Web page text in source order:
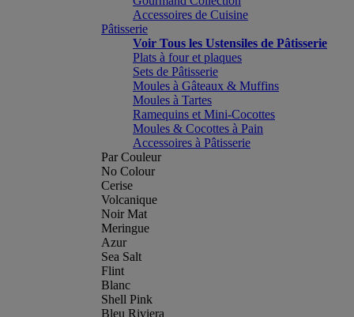
Accessoires de Cuisine
Pâtisserie
Voir Tous les Ustensiles de Pâtisserie
Plats à four et plaques
Sets de Pâtisserie
Moules à Gâteaux & Muffins
Moules à Tartes
Ramequins et Mini-Cocottes
Moules & Cocottes à Pain
Accessoires à Pâtisserie
Par Couleur
No Colour
Cerise
Volcanique
Noir Mat
Meringue
Azur
Sea Salt
Flint
Blanc
Shell Pink
Bleu Riviera